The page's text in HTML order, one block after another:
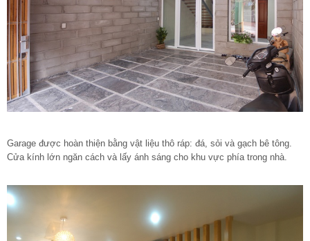
Garage được hoàn thiện bằng vật liệu thô ráp: đá, sỏi và gạch bê tông.
Cửa kính lớn ngăn cách và lấy ánh sáng cho khu vực phía trong nhà.